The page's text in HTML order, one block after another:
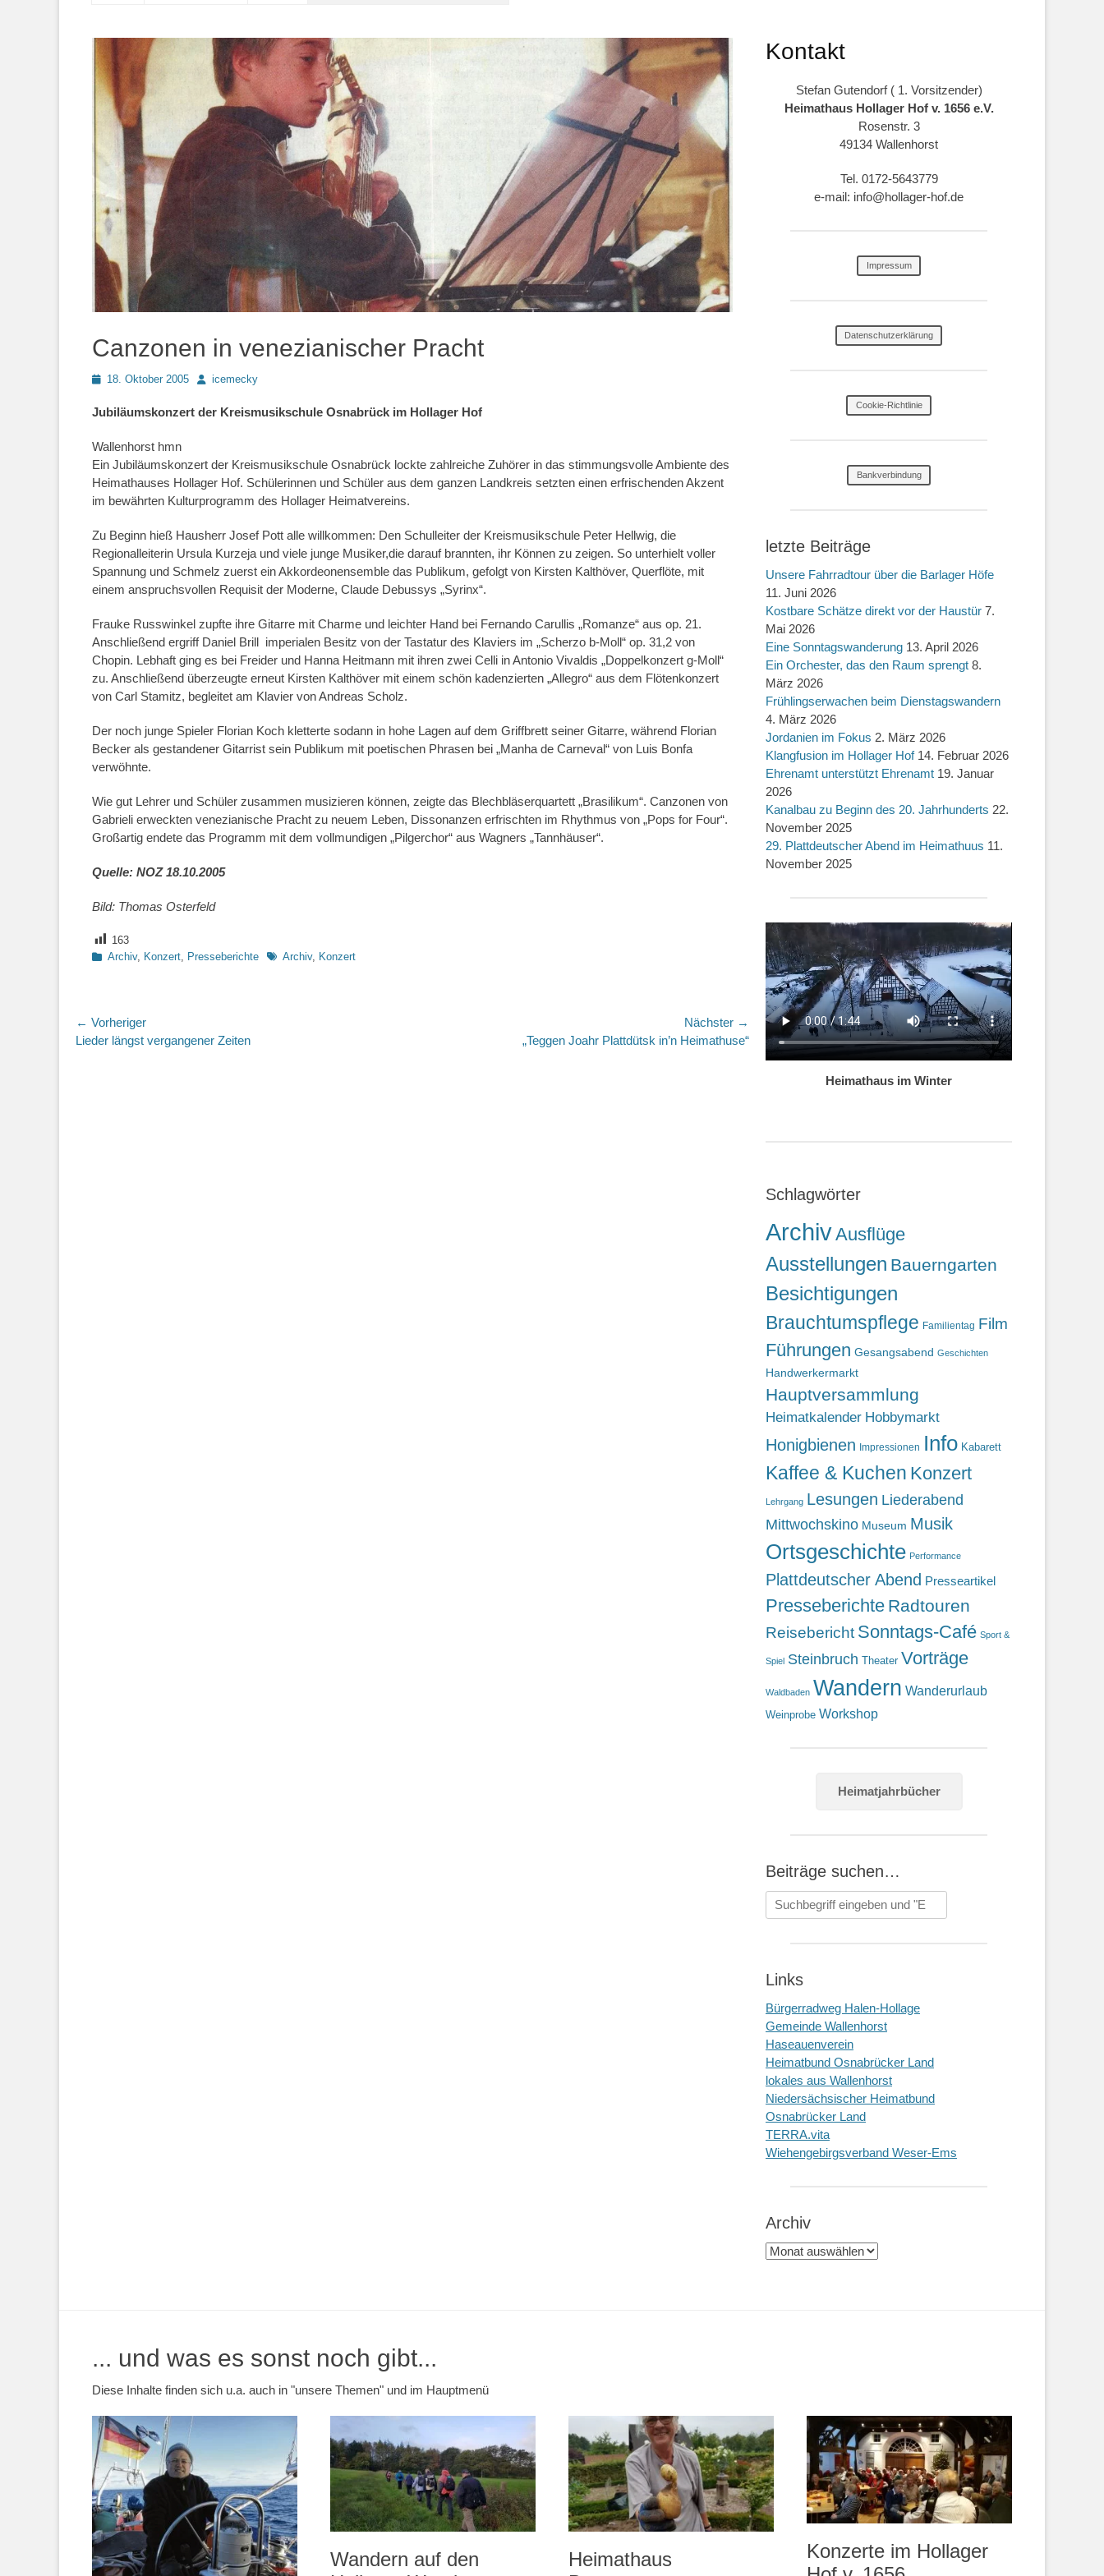
Canzonen in venezianischer Pracht
Posted18. Oktober 2005 Autoricemecky
Jubiläumskonzert der Kreismusikschule Osnabrück im Hollager Hof
Wallenhorst hmn
Ein Jubiläumskonzert der Kreismusikschule Osnabrück lockte zahlreiche Zuhörer in das stimmungsvolle Ambiente des
Heimathauses Hollager Hof. Schülerinnen und Schüler aus dem ganzen Landkreis setzten einen erfrischenden Akzent
im bewährten Kulturprogramm des Hollager Heimatvereins.
Zu Beginn hieß Hausherr Josef Pott alle willkommen: Den Schulleiter der Kreismusikschule Peter Hellwig, die
Regionalleiterin Ursula Kurzeja und viele junge Musiker,die darauf brannten, ihr Können zu zeigen. So unterhielt voller
Spannung und Schmelz zuerst ein Akkordeonensemble das Publikum, gefolgt von Kirsten Kalthöver, Querflöte, mit
einem anspruchsvollen Requisit der Moderne, Claude Debussys „Syrinx“.
Frauke Russwinkel zupfte ihre Gitarre mit Charme und leichter Hand bei Fernando Carullis „Romanze“ aus op. 21.
Anschließend ergriff Daniel Brill imperialen Besitz von der Tastatur des Klaviers im „Scherzo b-Moll“ op. 31,2 von
Chopin. Lebhaft ging es bei Freider und Hanna Heitmann mit ihren zwei Celli in Antonio Vivaldis „Doppelkonzert g-Moll“
zu. Anschließend überzeugte erneut Kirsten Kalthöver mit einem schön kadenzierten „Allegro“ aus dem Flötenkonzert
von Carl Stamitz, begleitet am Klavier von Andreas Scholz.
Der noch junge Spieler Florian Koch kletterte sodann in hohe Lagen auf dem Griffbrett seiner Gitarre, während Florian
Becker als gestandener Gitarrist sein Publikum mit poetischen Phrasen bei „Manha de Carneval“ von Luis Bonfa
verwöhnte.
Wie gut Lehrer und Schüler zusammen musizieren können, zeigte das Blechbläserquartett „Brasilikum“. Canzonen von
Gabrieli erweckten venezianische Pracht zu neuem Leben, Dissonanzen erfrischten im Rhythmus von „Pops for Four“.
Großartig endete das Programm mit dem vollmundigen „Pilgerchor“ aus Wagners „Tannhäuser“.
Quelle: NOZ 18.10.2005
Bild: Thomas Osterfeld
163
Kategorien
Archiv, Konzert, Presseberichte Schlagworte
Archiv, Konzert
Beitragsnavigation
← Vorheriger
Vorheriger
Lieder längst vergangener Zeiten
Nächster →
„Teggen Joahr Plattdütsk in’n Heimathuse“
Kontakt
Stefan Gutendorf ( 1. Vorsitzender)
Heimathaus Hollager Hof v. 1656 e.V.
Rosenstr. 3
49134 Wallenhorst
Tel. 0172-5643779
e-mail: info@hollager-hof.de
Impressum
Datenschutzerklärung
Cookie-Richtlinie
Bankverbindung
letzte Beiträge
Unsere Fahrradtour über die Barlager Höfe
11. Juni 2026
Kostbare Schätze direkt vor der Haustür 7.
Mai 2026
Eine Sonntagswanderung 13. April 2026
Ein Orchester, das den Raum sprengt 8.
März 2026
Frühlingserwachen beim Dienstagswandern
4. März 2026
Jordanien im Fokus 2. März 2026
Klangfusion im Hollager Hof 14. Februar 2026
Ehrenamt unterstützt Ehrenamt 19. Januar
2026
Kanalbau zu Beginn des 20. Jahrhunderts 22.
November 2025
29. Plattdeutscher Abend im Heimathuus 11.
November 2025
Heimathaus im Winter
Schlagwörter
ArchivAusflüge
Ausstellungen Bauerngarten
Besichtigungen
Brauchtumspflege Familientag Film
Führungen Gesangsabend Geschichten
Handwerkermarkt
Hauptversammlung
Heimatkalender Hobbymarkt
Honigbienen Impressionen Info Kabarett
Kaffee & Kuchen Konzert
Lehrgang Lesungen Liederabend
Mittwochskino Museum Musik
Ortsgeschichte Performance
Plattdeutscher Abend Presseartikel
Presseberichte Radtouren
Reisebericht Sonntags-Café Sport &
Spiel Steinbruch Theater Vorträge
Waldbaden Wandern Wanderurlaub
Weinprobe Workshop
Heimatjahrbücher
Beiträge suchen…
Suchen
nach:
Links
Bürgerradweg Halen-Hollage
Gemeinde Wallenhorst
Haseauenverein
Heimatbund Osnabrücker Land
lokales aus Wallenhorst
Niedersächsischer Heimatbund
Osnabrücker Land
TERRA.vita
Wiehengebirgsverband Weser-Ems
Archiv
Archiv
... und was es sonst noch gibt...
Diese Inhalte finden sich u.a. auch in "unsere Themen" und im Hauptmenü
Wandern auf den
Heimathaus
Konzerte im Hollager